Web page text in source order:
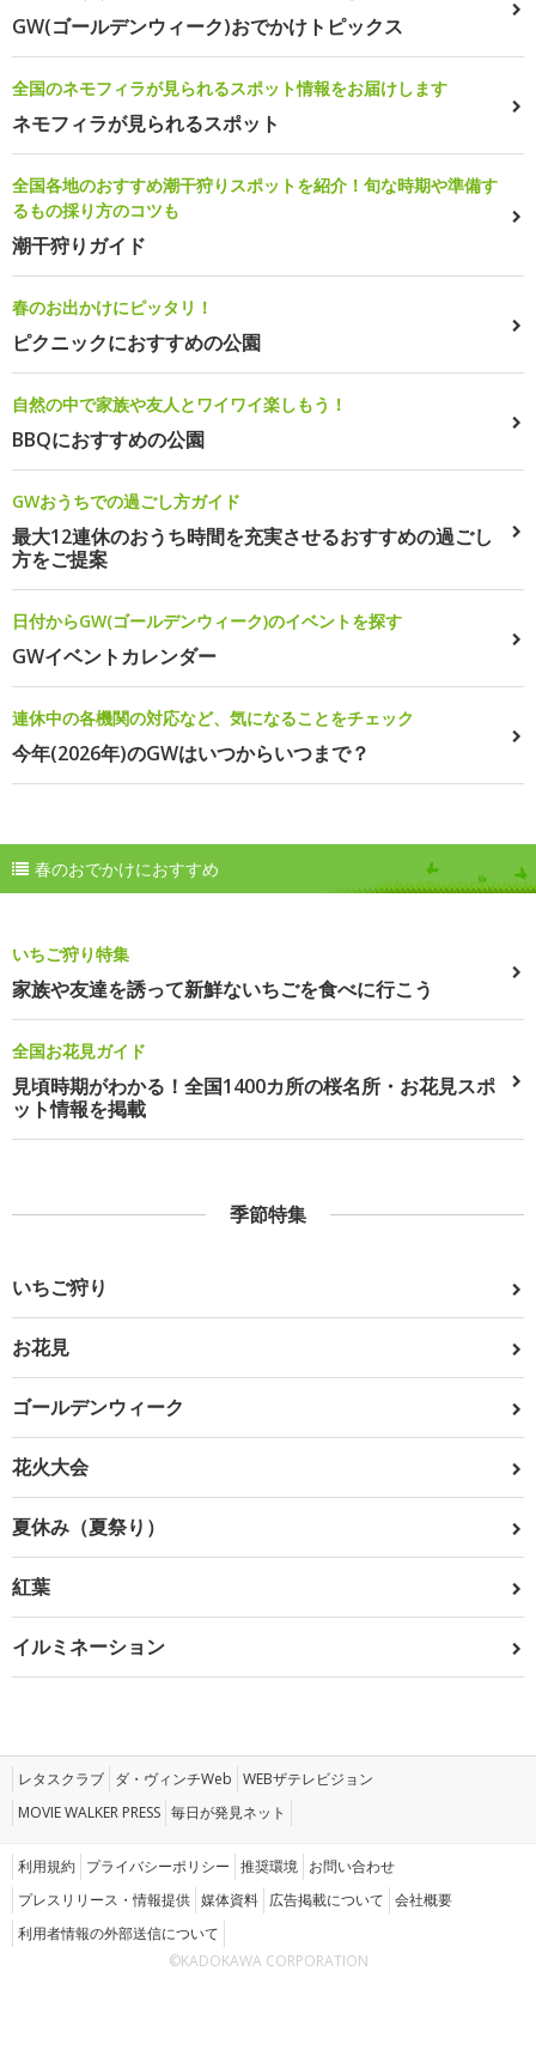
GW(ゴールデンウィーク)おでかけトピックス
全国のネモフィラが見られるスポット情報をお届けします
ネモフィラが見られるスポット
全国各地のおすすめ潮干狩りスポットを紹介！旬な時期や準備す
るもの採り方のコツも
潮干狩りガイド
春のお出かけにピッタリ！
ピクニックにおすすめの公園
自然の中で家族や友人とワイワイ楽しもう！
BBQにおすすめの公園
GWおうちでの過ごし方ガイド
最大12連休のおうち時間を充実させるおすすめの過ごし
方をご提案
日付からGW(ゴールデンウィーク)のイベントを探す
GWイベントカレンダー
連休中の各機関の対応など、気になることをチェック
今年(2026年)のGWはいつからいつまで？
春のおでかけにおすすめ
いちご狩り特集
家族や友達を誘って新鮮ないちごを食べに行こう
全国お花見ガイド
見頃時期がわかる！全国1400カ所の桜名所・お花見スポ
ット情報を掲載
季節特集
いちご狩り
お花見
ゴールデンウィーク
花火大会
夏休み（夏祭り）
紅葉
イルミネーション
レタスクラブ ダ・ヴィンチWeb WEBザテレビジョン
MOVIE WALKER PRESS 毎日が発見ネット
利用規約 プライバシーポリシー 推奨環境 お問い合わせ
プレスリリース・情報提供 媒体資料 広告掲載について 会社概要
利用者情報の外部送信について
©KADOKAWA CORPORATION